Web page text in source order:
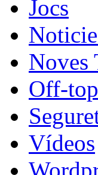
Jocs
Noves
Off-
Vídeos